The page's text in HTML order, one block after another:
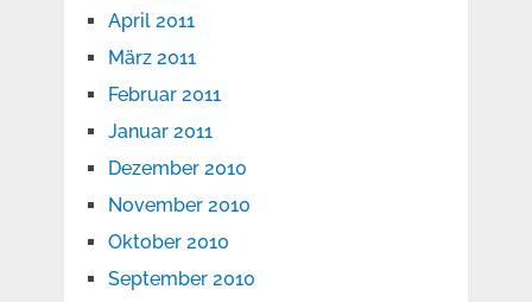
April 2011
März 2011
Februar 2011
Januar 2011
Dezember 2010
November 2010
Oktober 2010
September 2010